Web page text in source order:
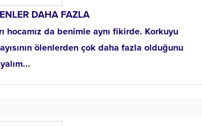
DAHA FAZLA
hocamız da benimle aynı fikirde. Korkuyu
ölenlerden çok daha fazla olduğunu